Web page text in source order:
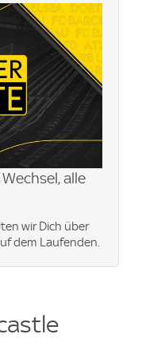
alle
wir Dich über
dem Laufenden.